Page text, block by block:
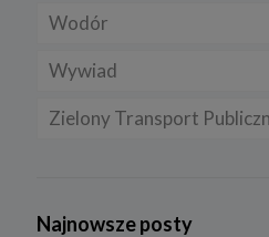
Wodór
Wywiad
Zielony Transport
Najnowsze posty